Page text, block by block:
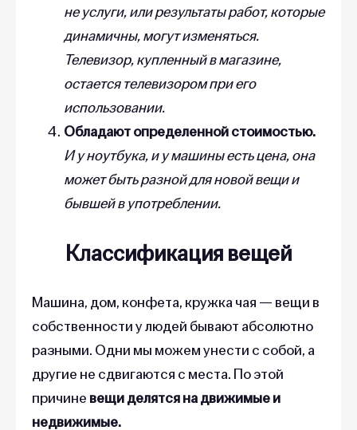
не услуги, или результаты работ, которые
динамичны, могут изменяться.
Телевизор, купленный в магазине,
остается телевизором при его
использовании.
Обладают определенной стоимостью.
И у ноутбука, и у машины есть цена, она
может быть разной для новой вещи и
бывшей в употреблении.
Классификация вещей
Машина, дом, конфета, кружка чая — вещи в
собственности у людей бывают абсолютно
разными. Одни мы можем унести с собой, а
другие не сдвигаются с места. По этой
причине вещи делятся на движимые и
недвижимые.